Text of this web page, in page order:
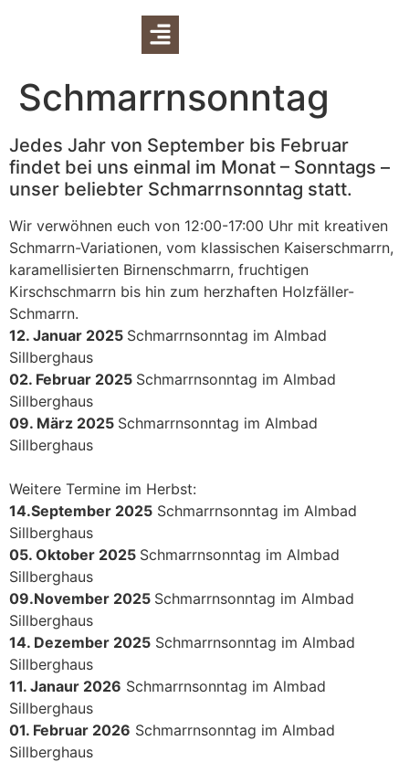
Schmarrnsonntag
Jedes Jahr von September bis Februar
findet bei uns einmal im Monat – Sonntags –
unser beliebter Schmarrnsonntag statt.
Wir verwöhnen euch von 12:00-17:00 Uhr mit kreativen
Schmarrn-Variationen, vom klassischen Kaiserschmarrn,
karamellisierten Birnenschmarrn, fruchtigen
Kirschschmarrn bis hin zum herzhaften Holzfäller-
Schmarrn.
12. Januar 2025 Schmarrnsonntag im Almbad
Sillberghaus
02. Februar 2025 Schmarrnsonntag im Almbad
Sillberghaus
09. März 2025 Schmarrnsonntag im Almbad
Sillberghaus
Weitere Termine im Herbst:
14.September 2025 Schmarrnsonntag im Almbad
Sillberghaus
05. Oktober 2025 Schmarrnsonntag im Almbad
Sillberghaus
09.November 2025 Schmarrnsonntag im Almbad
Sillberghaus
14. Dezember 2025 Schmarrnsonntag im Almbad
Sillberghaus
11. Janaur 2026 Schmarrnsonntag im Almbad
Sillberghaus
01. Februar 2026 Schmarrnsonntag im Almbad
Sillberghaus